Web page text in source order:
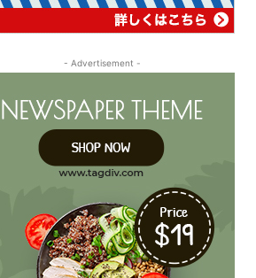
- Advertisement -